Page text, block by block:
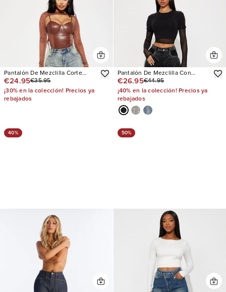
Pantalón De Mezclilla Corte
Recto Set The Scene Stretch
Stacked
€24.95€35.95
¡30% en la colección! Precios ya
rebajados
Pantalón De Mezclilla Con
Stretch Pierna Recta Chasing A
Dream Embellished
€26.95€44.95
¡40% en la colección! Precios ya
rebajados
40% 50%